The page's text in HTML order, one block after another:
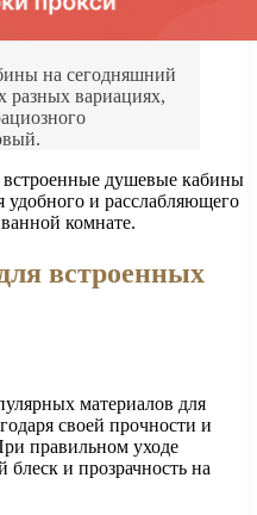
на сегодняшний
разных вариациях,
душевые кабины
и расслабляющего
комнате.
встроенных
материалов для
своей прочности и
правильном уходе
блеск и прозрачность на